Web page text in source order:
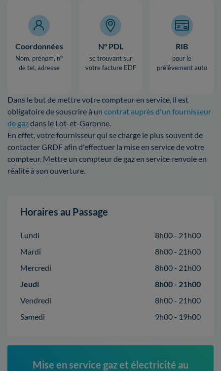
Coordonnées
Nom, prénom, n°
de tel, adresse
N° PDL
se trouvant sur
votre facture EDF
RIB
pour le
prélèvement auto
Dans le but de mettre votre compteur en service, il est
obligatoire de souscrire à un contrat auprès d'un fournisseur
de gazdans le Lot-et-Garonne.
En effet, votre fournisseur qui se charge le plus souvent de
contacter GRDF afin d'effectuer la mise en service de votre
compteur. Mettre un compteur de gaz en service renvoie en
réalité à son ouverture.
Horaires au Passage
Lundi
8h00 - 21h00
Mardi
8h00 - 21h00
Mercredi
8h00 - 21h00
Jeudi
8h00 - 21h00
Vendredi
8h00 - 21h00
Samedi
9h00 - 19h00
Mise en service gaz et électricité au